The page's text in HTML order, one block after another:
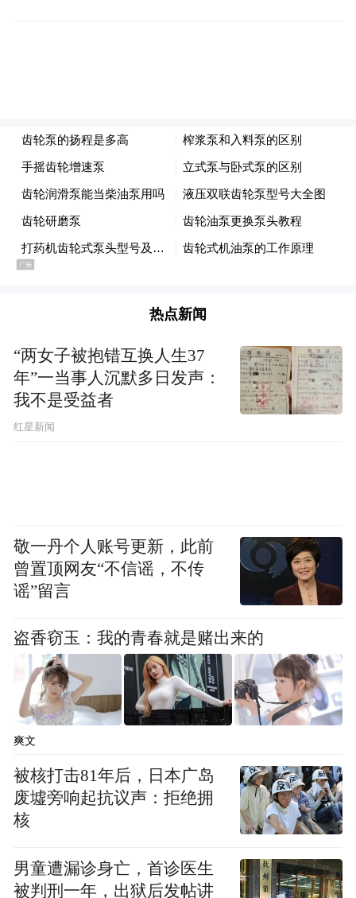
热点新闻
“两女子被抱错互换人生37
年”一当事人沉默多日发声：
我不是受益者
红星新闻
敬一丹个人账号更新，此前
曾置顶网友“不信谣，不传
谣”留言
盗香窃玉：我的青春就是赌出来的
爽文
被核打击81年后，日本广岛
废墟旁响起抗议声：拒绝拥
核
男童遭漏诊身亡，首诊医生
被判刑一年，出狱后发帖讲